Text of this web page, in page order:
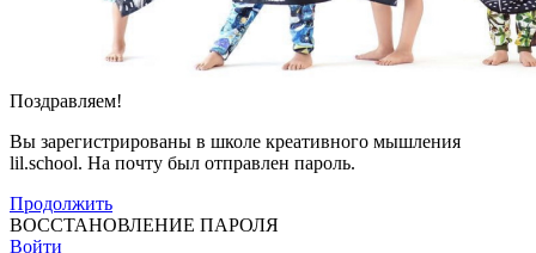
Поздравляем!
Вы зарегистрированы в школе креативного мышления
lil.school. На почту был отправлен пароль.
Продолжить
ВОССТАНОВЛЕНИЕ ПАРОЛЯ
Войти